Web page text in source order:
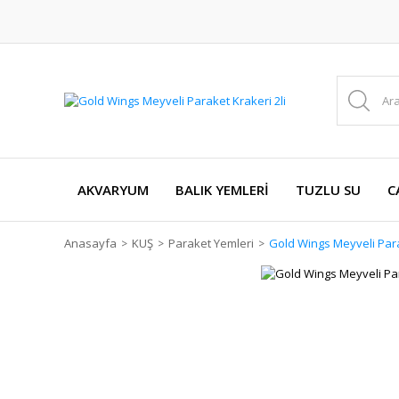
AKVARYUM BALIK YEMLERİ TUZLU SU
Anasayfa KUŞ Paraket Yemleri Gold Wings Meyveli